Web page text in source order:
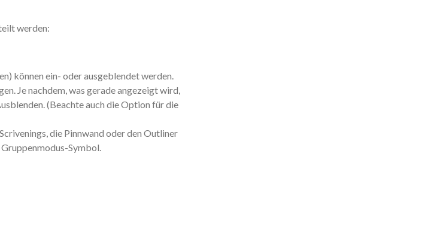
werden:
können ein- oder ausgeblendet werden.
Je nachdem, was gerade angezeigt wird,
(Beachte auch die Option für die
die Pinnwand oder den Outliner
Symbol.